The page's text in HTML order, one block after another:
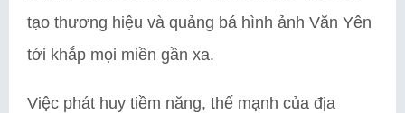
tạo thương hiệu và quảng bá hình ảnh Văn Yên
tới khắp mọi miền gần xa.
Việc phát huy tiềm năng, thế mạnh của địa